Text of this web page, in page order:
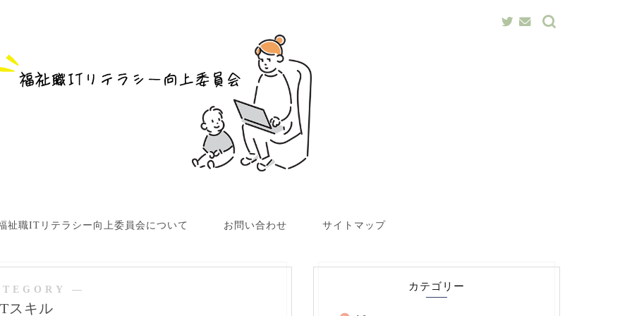
祉職ITリテラシー向上委員会について お問い合わせ サイトマップ
―
スキル
カテゴリー